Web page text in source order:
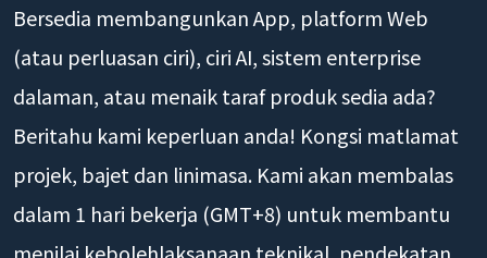
Bersedia membangunkan App, platform Web
(atau perluasan ciri), ciri AI, sistem enterprise
dalaman, atau menaik taraf produk sedia ada?
Beritahu kami keperluan anda! Kongsi matlamat
projek, bajet dan linimasa. Kami akan membalas
dalam 1 hari bekerja (GMT+8) untuk membantu